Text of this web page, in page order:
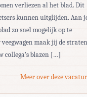
verliezen al het blad. Dit
kunnen uitglijden. Aan
zo snel mogelijk op te
maak jij de
collega’s blazen […]
Meer over deze